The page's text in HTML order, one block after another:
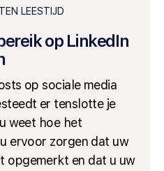
LEESTIJD
op LinkedIn
op sociale media
er tenslotte je
weet hoe het
ervoor zorgen dat uw
opgemerkt en dat u uw